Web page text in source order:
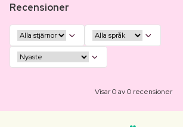
Recensioner
Visar 0 av 0 recensioner